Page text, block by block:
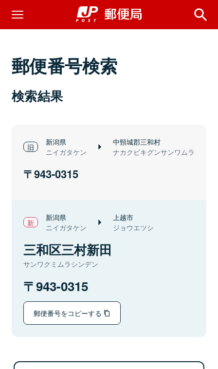
郵便番号検索
検索結果
新潟県
ニイガタケン
中頸城郡三和村
ナカクビキグンサンワムラ
943-0315
新潟県
ニイガタケン
上越市
ジョウエツシ
三和区三村新田
サンワクミムラシンデン
943-0315
郵便番号をコピーする